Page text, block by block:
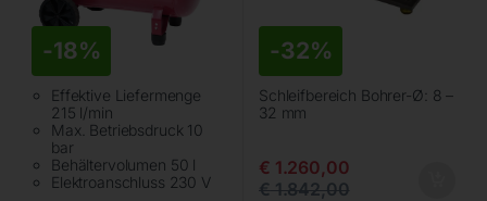
-18%
Effektive Liefermenge
215 l/min
Max. Betriebsdruck 10
bar
Behältervolumen 50 l
Elektroanschluss 230 V
-32%
Schleifbereich Bohrer-Ø: 8 –
32 mm
€ 1.260,00
€1.842,00